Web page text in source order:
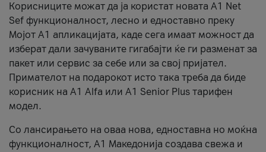
Корисниците можат да ја користат новата А1 Net
Sef функционалност, лесно и едноставно преку
Мојот А1 апликацијата, каде сега имаат можност да
изберат дали зачуваните гигабајти ќе ги разменат за
пакет или сервис за себе или за свој пријател.
Примателот на подарокот исто така треба да биде
корисник на А1 Alfa или A1 Senior Plus тарифен
модел.
Со лансирањето на оваа нова, едноставна но моќна
функционалност, А1 Македонија создава свежа и